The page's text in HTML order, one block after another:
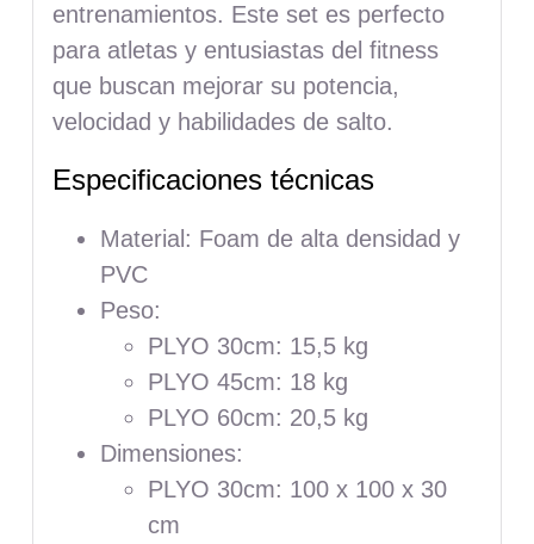
entrenamientos. Este set es perfecto
para atletas y entusiastas del fitness
que buscan mejorar su potencia,
velocidad y habilidades de salto.
Especificaciones técnicas
Material: Foam de alta densidad y
PVC
Peso:
PLYO 30cm: 15,5 kg
PLYO 45cm: 18 kg
PLYO 60cm: 20,5 kg
Dimensiones:
PLYO 30cm: 100 x 100 x 30
cm